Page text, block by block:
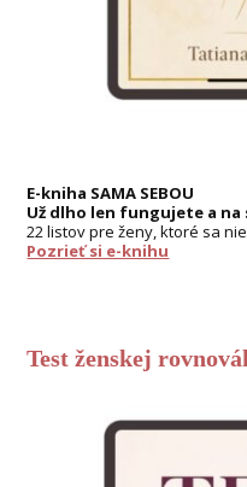
E-kniha SAMA SEBOU
Už dlho len fungujete a na
22 listov pre ženy, ktoré sa
Pozrieť si e-knihu
Test ženskej